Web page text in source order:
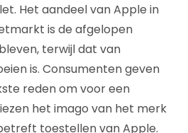
Het aandeel van Apple in
is de afgelopen
terwijl dat van
is. Consumenten geven
reden om voor een
het imago van het merk
toestellen van Apple.